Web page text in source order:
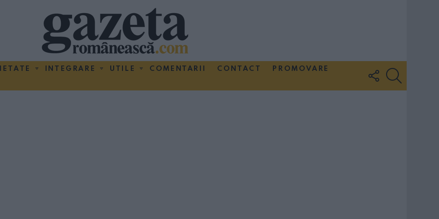
INTEGRARE UTILE COMENTARII CONTACT
PROMOVARE
FOLLOW
US